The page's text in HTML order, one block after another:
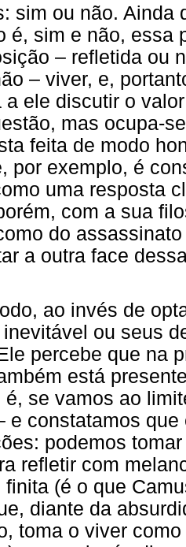
sim ou não. Ainda
é, sim e não, essa
– refletida ou
– viver, e,
a ele discutir o
mas ocupa-
feita de modo
por exemplo, é
uma resposta
com a sua
do
a outra face
ao invés de
ou seus
percebe que na
está
é, se vamos ao
e constatamos
podemos
refletir com
finita (é o que
diante da
toma o viver